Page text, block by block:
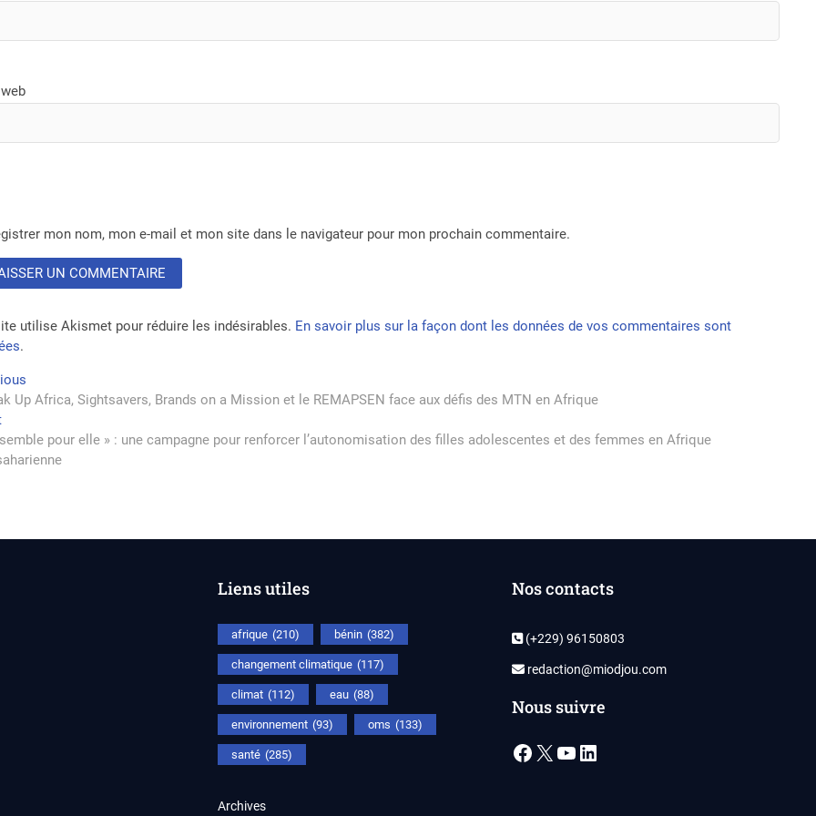
mon nom, mon e-mail et mon site dans le navigateur pour mon prochain commentaire.
utilise Akismet pour réduire les indésirables. En savoir plus sur la façon dont les données de vos commentaires sont
.
post:
Up Africa, Sightsavers, Brands on a Mission et le REMAPSEN face aux défis des MTN en Afrique
Next
post:
pour elle » : une campagne pour renforcer l’autonomisation des filles adolescentes et des femmes en Afrique
Liens utiles
afrique (210) bénin (382)
changement climatique (117)
climat (112) eau (88)
environnement (93) oms (133)
santé (285)
Archives
Nos contacts
(+229) 96150803
redaction@miodjou.com
Nous suivre
Facebook
X YouTube
LinkedIn